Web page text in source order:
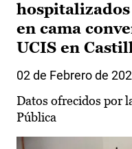
en cama
UCIS en
02 de Febrero de
Datos ofrecidos por
Pública